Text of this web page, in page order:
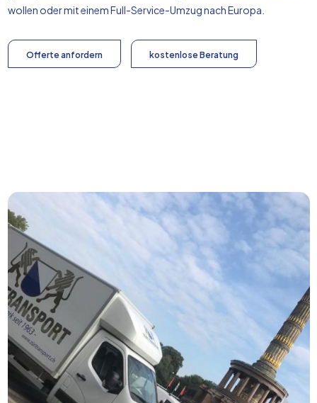
wollen oder mit einem Full-Service-Umzug nachEuropa
Offerte anfordern kostenlose Beratung